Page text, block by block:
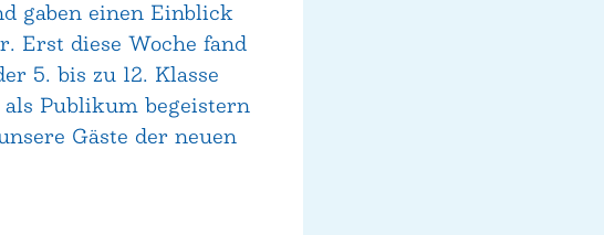
gaben einen Einblick
Erst diese Woche fand
5. bis zu 12. Klasse
Publikum begeistern
Gäste der neuen